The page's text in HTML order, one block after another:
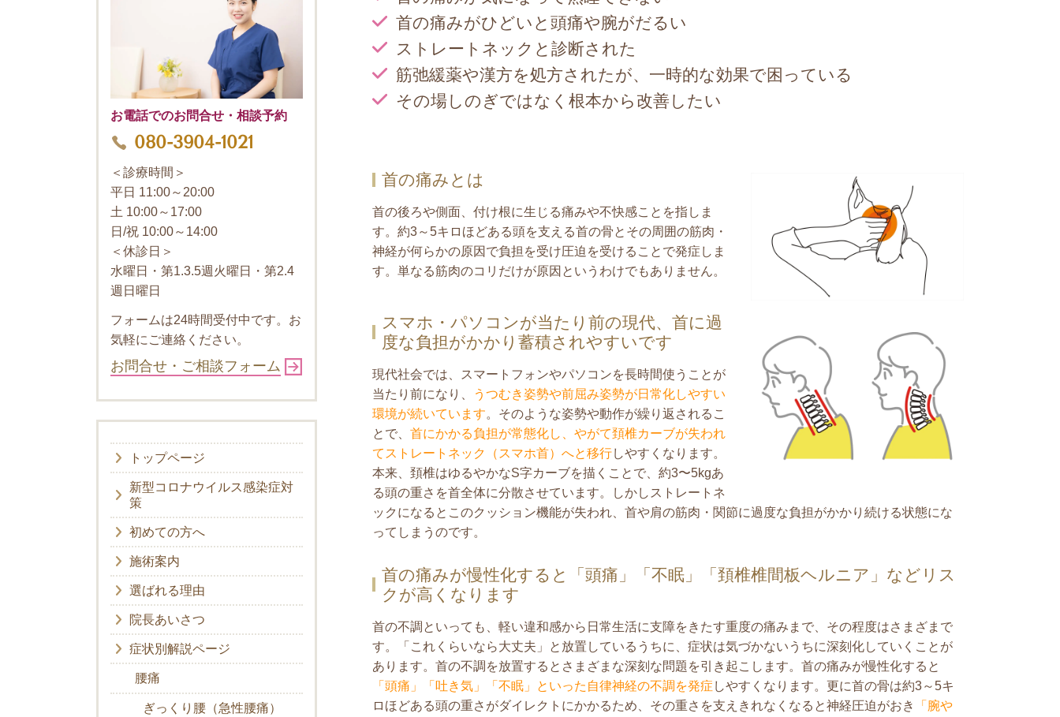
首の痛みがひどいと頭痛や腕がだるい
ストレートネックと診断された
筋弛緩薬や漢方を処方されたが、一時的な効果で困っている
その場しのぎではなく根本から改善したい
首の痛みとは
首の後ろや側面、付け根に生じる痛みや不快感ことを指しま
す。約3～5キロほどある頭を支える首の骨とその周囲の筋肉・
神経が何らかの原因で負担を受け圧迫を受けることで発症しま
す。単なる筋肉のコリだけが原因というわけでもありません。
スマホ・パソコンが当たり前の現代、首に過
度な負担がかかり蓄積されやすいです
現代社会では、スマートフォンやパソコンを長時間使うことが
当たり前になり、
うつむき姿勢や前屈み姿勢が日常化しやすい
環境が続いています。そのような姿勢や動作が繰り返されるこ
とで、 首にかかる負担が常態化し、やがて頚椎カーブが失われ
てストレートネック（スマホ首）へと移行しやすくなります。
本来、頚椎はゆるやかなS字カーブを描くことで、約3〜5kgあ
る頭の重さを首全体に分散させています。しかしストレートネ
ックになるとこのクッション機能が失われ、首や肩の筋肉・関節に過度な負担がかかり続ける状態にな
ってしまうのです。
首の痛みが慢性化すると「頭痛」「不眠」「頚椎椎間板ヘルニア」などリス
クが高くなります
首の不調といっても、軽い違和感から日常生活に支障をきたす重度の痛みまで、その程度はさまざまで
す。「これくらいなら大丈夫」と放置しているうちに、症状は気づかないうちに深刻化していくことが
あります。 首の不調を放置するとさまざまな深刻な問題を引き起こします。首の痛みが慢性化すると
「頭痛」「吐き気」「不眠」といった自律神経の不調を発症 しやすくなります。更に首の骨は約3～5キ
ロほどある頭の重さがダイレクトにかかるため、その重さを支えきれなくなると神経圧迫がおき
「腕や
お電話でのお問合せ・相談予約
080-3904-1021
＜診療時間＞
平日 11:00～20:00
土 10:00～17:00
日/祝 10:00～14:00
＜休診日＞
水曜日・第1.3.5週火曜日・第2.4
週日曜日
フォームは24時間受付中です。お
気軽にご連絡ください。
お問合せ・ご相談フォーム
トップページ
新型コロナウイルス感染症対
策
初めての方へ
施術案内
選ばれる理由
院長あいさつ
症状別解説ページ
腰痛
ぎっくり腰（急性腰痛）